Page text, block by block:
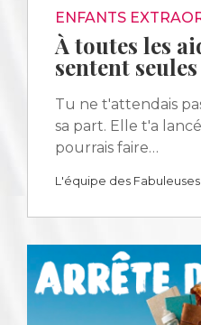
ENFANTS
À toutes les
sentent seules
Tu ne t'attendais
sa part. Elle t'a
pourrais faire…
L'équipe des